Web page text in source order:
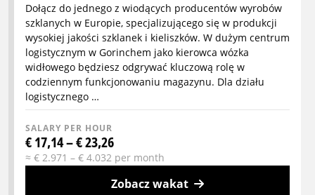
–
zmiana
wieczorna/nocnar
Dołącz do jednego z wiodących producentów wyrobów
szklanych w Europie, specjalizującego się w produkcji
wysokiej jakości szklanek i kieliszków. W dużym centrum
logistycznym w Gorinchem jako kierowca wózka
widłowego będziesz odgrywać kluczową rolę w
codziennym funkcjonowaniu magazynu. Dla działu
logistycznego …
SALARY PER HOUR
€ 17,14 – € 23,26
≈ € 2.971 – € 4.032 per month
Zobacz wakat